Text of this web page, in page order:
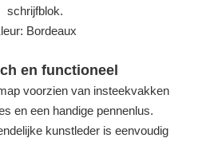
schrijfblok.
Bordeaux
en functioneel
voorzien van insteekvakken
en een handige pennenlus.
kunstleder is eenvoudig